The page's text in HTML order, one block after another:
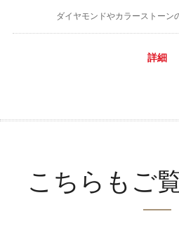
ダイヤモンドやカラーストーン
詳細
こちらもご